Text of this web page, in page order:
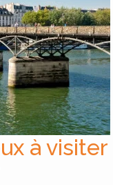
à visiter